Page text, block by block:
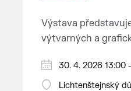
Výstava
výtvarných a
školy v Břeclavi.
30. 4. 2026 13:00
Lichtenštejnský